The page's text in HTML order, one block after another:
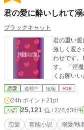
君の愛に酔いしれて溺
ブラックキャット
君の重い
激しく愛
わせです。
す。 「淫
くお願いい
恋愛 連載中 短編 R18
24h.ポイント 21pt
小説 25,121 位 / 228,635件
恋愛 官能小説 溺愛/執